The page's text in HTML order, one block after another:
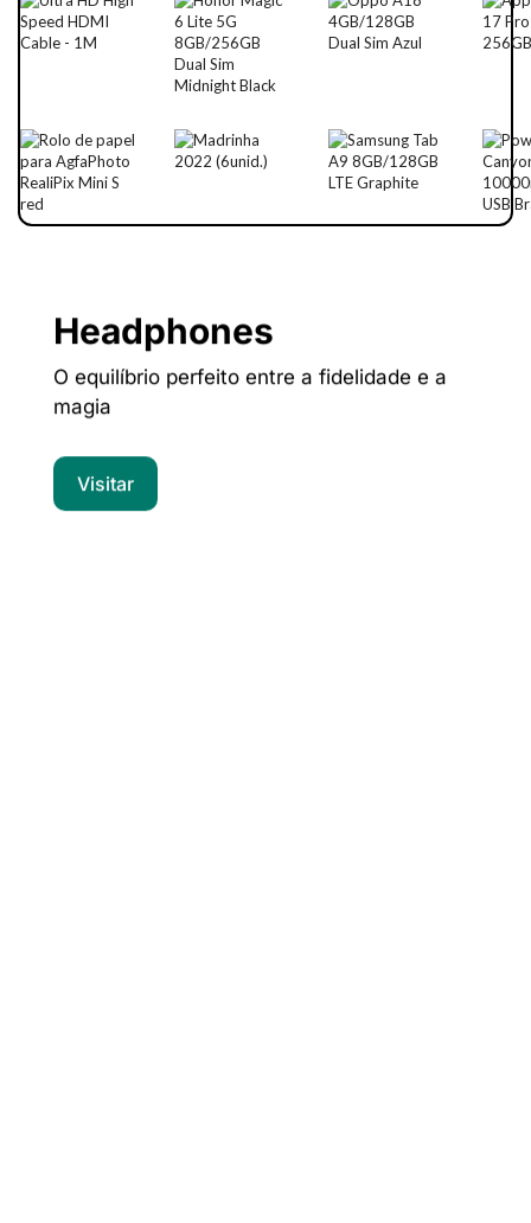
Headphones
O equilíbrio perfeito entre a fidelidade e a
magia
Visitar